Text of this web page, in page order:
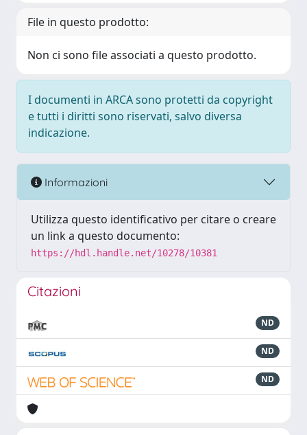
File in questo prodotto:
Non ci sono file associati a questo prodotto.
I documenti in ARCA sono protetti da copyright
e tutti i diritti sono riservati, salvo diversa
indicazione.
Informazioni
Utilizza questo identificativo per citare o creare
un link a questo documento:
https://hdl.handle.net/10278/10381
Citazioni
ND
ND
ND